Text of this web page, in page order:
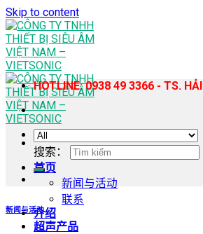
Skip to content
首页
新闻与活动
联系
介绍
超声产品
HOTLINE: 0938 49 3366 - TS. HẢI
搜索：
新闻与活动